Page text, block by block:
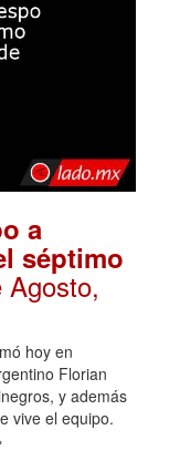
a
séptimo
Agosto,
hoy en
Florian
y además
vive el equipo.